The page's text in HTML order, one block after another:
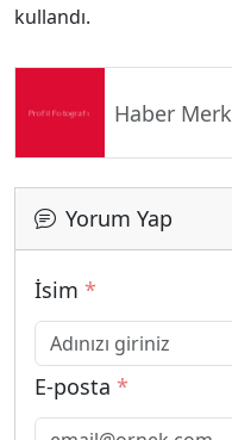
kullandı.
Haber
Yorum Yap
İsim *
E-posta *